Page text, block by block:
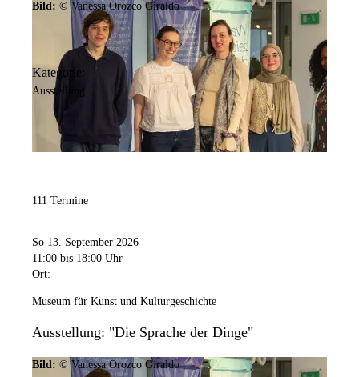
Geschlossen: Neujahr, Heiligabend, 1. Weihnachtstag, Silvester
Bild: © Vanessa Orozco Giraldo
Kategorie:
Ausstellung
111 Termine
So 13. September 2026
11:00 bis 18:00 Uhr
Ort:
Museum für Kunst und Kulturgeschichte
Ausstellung: "Die Sprache der Dinge"
Bild: © Vanessa Orozco Giraldo